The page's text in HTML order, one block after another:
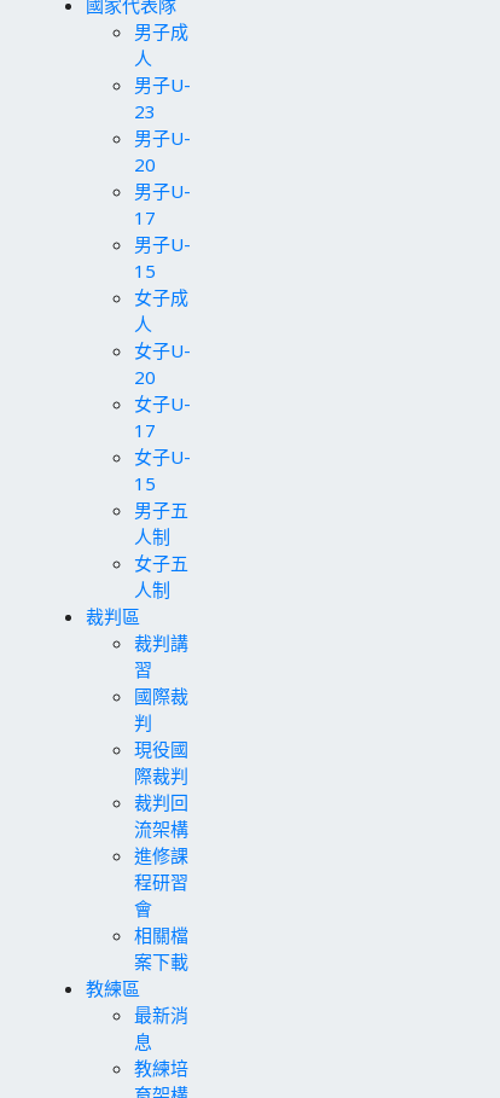
男子成
人
男子U-
23
男子U-
20
男子U-
17
男子U-
15
女子成
人
女子U-
20
女子U-
17
女子U-
15
男子五
人制
女子五
人制
裁判區
裁判講
習
國際裁
判
現役國
際裁判
裁判回
流架構
進修課
程研習
會
相關檔
案下載
教練區
最新消
息
教練培